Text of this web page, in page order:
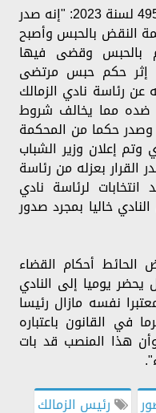
وجاء في البلاغ الذي حمل رقم 49521 لسنة 2023: "إنه صدر
النقض بالحبس وأصبح
بالحبس وقضى فيها
إثر حكم حبس مرتضى
رئاسة نادي الزمالك
ضده مما يخالف شروط
وصدر حكما من المحكمة
وتم إعلان وزير الشباب
القرار بعزله من رئاسة
انتخابات لرئاسة نادي
خاليا بمجرد صدور
أحكام القضاء
يحضر يوميا إلى النادي
نفسه مازال رئيسا
في القانون باعتباره
هذا المنصب قد بات
رئيس الزمالك